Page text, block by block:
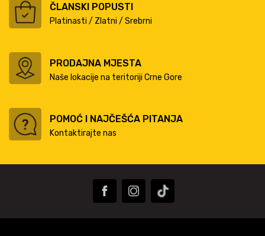
ČLANSKI POPUSTI
Platinasti / Zlatni / Srebrni
PRODAJNA MJESTA
Naše lokacije na teritoriji Crne Gore
POMOĆ I NAJČEŠĆA PITANJA
Kontaktirajte nas